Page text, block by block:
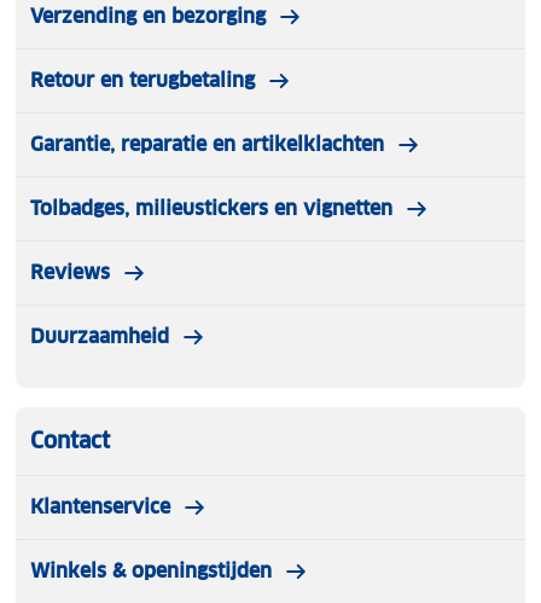
Verzending en bezorging
Retour en terugbetaling
Garantie, reparatie en artikelklachten
Tolbadges, milieustickers en vignetten
Reviews
Duurzaamheid
Contact
Klantenservice
Winkels & openingstijden